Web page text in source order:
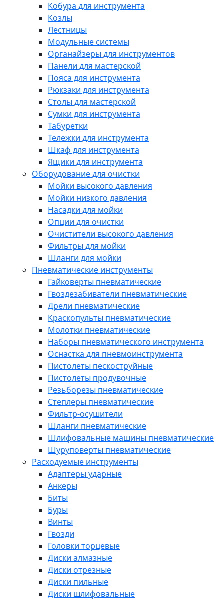
Кобура для инструмента
Козлы
Лестницы
Модульные системы
Органайзеры для инструментов
Панели для мастерской
Пояса для инструмента
Рюкзаки для инструмента
Столы для мастерской
Сумки для инструмента
Табуретки
Тележки для инструмента
Шкаф для инструмента
Ящики для инструмента
Оборудование для очистки
Мойки высокого давления
Мойки низкого давления
Насадки для мойки
Опции для очистки
Очистители высокого давления
Фильтры для мойки
Шланги для мойки
Пневматические инструменты
Гайковерты пневматические
Гвоздезабиватели пневматические
Дрели пневматические
Краскопульты пневматические
Молотки пневматические
Наборы пневматического инструмента
Оснастка для пневмоинструмента
Пистолеты пескоструйные
Пистолеты продувочные
Резьборезы пневматические
Степлеры пневматические
Фильтр-осушители
Шланги пневматические
Шлифовальные машины пневматические
Шуруповерты пневматические
Расходуемые инструменты
Адаптеры ударные
Анкеры
Биты
Буры
Винты
Гвозди
Головки торцевые
Диски алмазные
Диски отрезные
Диски пильные
Диски шлифовальные